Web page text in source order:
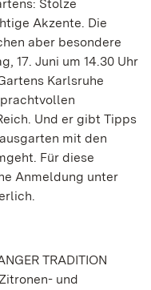
Stolze
Akzente. Die
aber besondere
17. Juni um 14.30 Uhr
Karlsruhe
Und er gibt Tipps
mit den
Für diese
Anmeldung unter
TRADITION
und